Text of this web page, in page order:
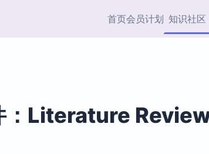
首页会员计划 知识社区
协作者
：Literature